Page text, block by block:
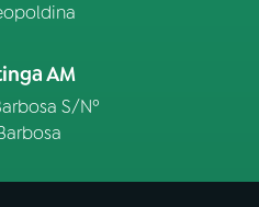
AM
S/Nº